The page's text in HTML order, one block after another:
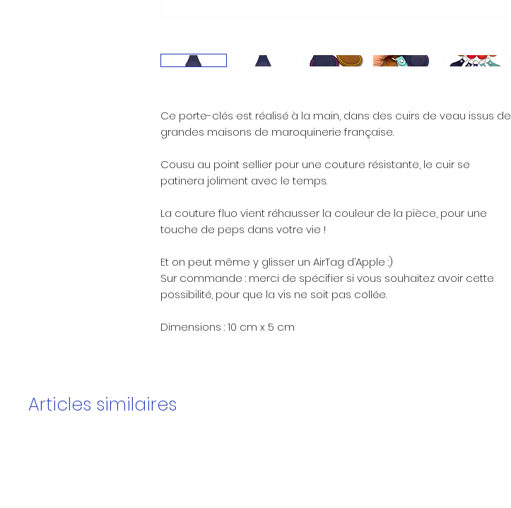
Ce porte-clés est réalisé à la main, dans des cuirs de veau issus de
grandes maisons de maroquinerie française.
Cousu au point sellier pour une couture résistante, le cuir se
patinera joliment avec le temps.
La couture fluo vient réhausser la couleur de la pièce, pour une
touche de peps dans votre vie !
Et on peut même y glisser un AirTag d’Apple :)
Sur commande : merci de spécifier si vous souhaitez avoir cette
possibilité, pour que la vis ne soit pas collée.
Dimensions : 10 cm x 5 cm
Articles similaires